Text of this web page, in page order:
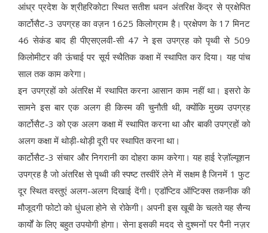
आंध्र प्रदेश के श्रीहरिकोटा स्थित सतीश धवन अंतरिक्ष केंद्र से प्रक्षेपित
कार्टोसैट-3 उपग्रह का वज़न 1625 किलोग्राम है। प्रक्षेपण के 17 मिनट
46 सेकंड बाद ही पीएसएलवी-सी 47 ने इस उपग्रह को पृथ्वी से 509
किलोमीटर की ऊंचाई पर सूर्य स्थैतिक कक्षा में स्थापित कर दिया। यह पांच
साल तक काम करेगा।
इन उपग्रहों को अंतरिक्ष में स्थापित करना आसान काम नहीं था। इसरो के
सामने इस बार एक अलग ही किस्म की चुनौती थी, क्योंकि मुख्य उपग्रह
कार्टोसैट-3 को एक अलग कक्षा में स्थापित करना था और बाकी उपग्रहों को
अलग कक्षा में थोड़ी-थोड़ी दूरी पर स्थापित करना था।
कार्टोसैट-3 संचार और निगरानी का दोहरा काम करेगा। यह हाई रेज़ॉल्यूशन
उपग्रह है जो अंतरिक्ष से पृथ्वी की स्पष्ट तस्वीरें लेने में सक्षम है जिनमें 1 फुट
दूर स्थित वस्तुएं अलग-अलग दिखाई देंगी। एडॉप्टिव ऑप्टिक्स तकनीक की
मौजूदगी फोटो को धुंधला होने से रोकेगी। अपनी इस खूबी के चलते यह सैन्य
कार्यों के लिए बहुत उपयोगी होगा। सेना इसकी मदद से दुश्मनों पर पैनी नज़र